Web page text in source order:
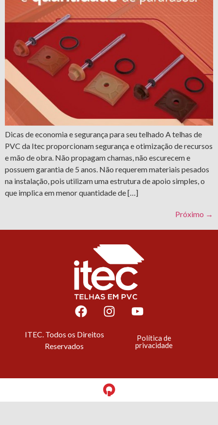
Dicas de economia e segurança para seu telhado A telhas de
PVC da Itec proporcionam segurança e otimização de recursos
e mão de obra. Não propagam chamas, não escurecem e
possuem garantia de 5 anos. Não requerem materiais pesados
na instalação, pois utilizam uma estrutura de apoio simples, o
que implica em menor quantidade de […]
Próximo →
ITEC. Todos os Direitos
Reservados
Política de
privacidade